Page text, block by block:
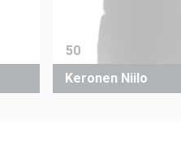
50
Keronen Niilo